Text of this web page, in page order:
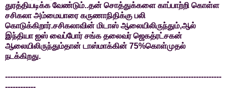
துரத்தியடிக்க வேண்டும்..தன் சொத்துக்களை காப்பாற்றி கொள்ள
சசிகலா அம்மையாரை கருணாநிதிக்கு பலி
கொடுக்கிறார்.சசிகலாவின் மிடாஸ் ஆலையிலிருந்தும்,ஆல்
இந்தியா ஐஸ் வைப்போர் சங்க தலைவர் ஜெகத்ரட்சகன்
ஆலையிலிருந்தும்தான் டாஸ்மாக்கின் 75%கொள்முதல்
நடக்கிறது.
-------------------------------------------------------------------------------------
------------